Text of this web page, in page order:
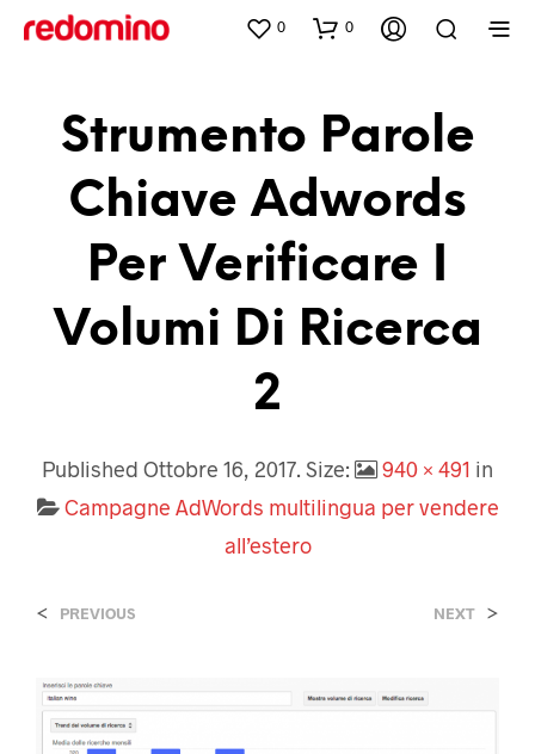
0 0
Strumento Parole
Chiave Adwords
Per Verificare I
Volumi Di Ricerca
2
Published Ottobre 16, 2017. Size: 940 × 491 in
Campagne AdWords multilingua per vendere
all’estero
< PREVIOUS NEXT >